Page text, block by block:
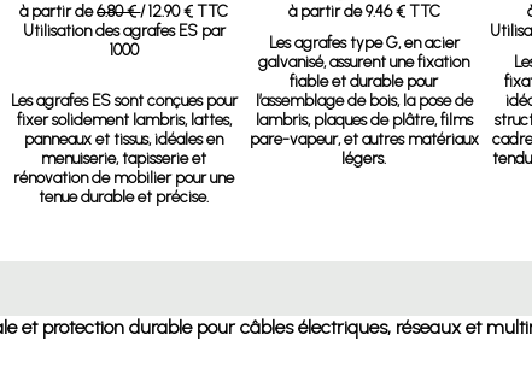
à partir de6.80 €/ 12.90 € TTC
Utilisation des agrafes ES par
1000
Les agrafes ES sont conçues pour
fixer solidement lambris, lattes,
panneaux et tissus, idéales en
menuiserie, tapisserie et
rénovation de mobilier pour une
tenue durable et précise.
à partir de 9.46 € TTC
Les agrafes type G, en acier
galvanisé, assurent une fixation
fiable et durable pour
l’assemblage de bois, la pose de
lambris, plaques de plâtre, films
pare-vapeur, et autres matériaux
légers.
et protection durable pour câbles électriques, réseaux et